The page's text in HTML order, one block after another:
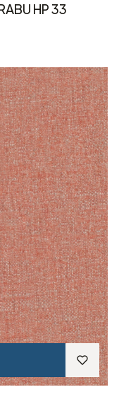
TKANINA OBICIOWA CARABU HP 33